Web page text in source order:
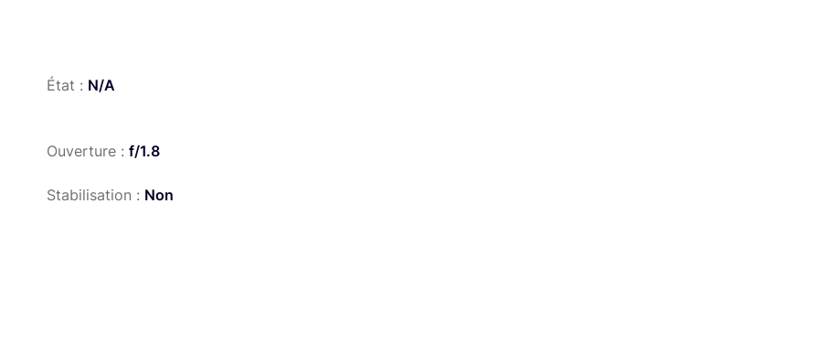
État : N/A
Ouverture : f/1.8
Stabilisation : Non